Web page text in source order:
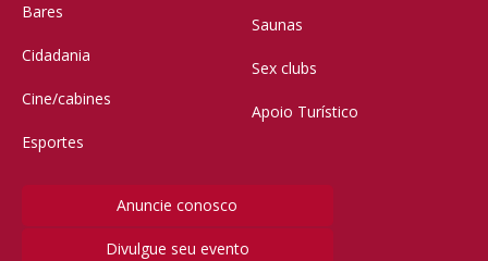
Bares
Cidadania
Cine/cabines
Esportes
Saunas
Sex clubs
Apoio Turístico
Anuncie conosco
Divulgue seu evento